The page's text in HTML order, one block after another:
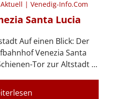
| Venedig-Info.Com
Santa Lucia
Auf einen Blick: Der
Venezia Santa
Tor zur Altstadt …